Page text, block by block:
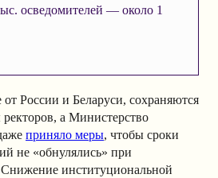
осведомителей — около 1
от России и Беларуси, сохраняются
а Министерство
приняло меры, чтобы сроки
не «обнулялись» при
Снижение институциональной